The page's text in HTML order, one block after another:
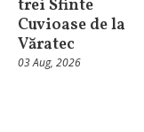
trei Sfinte
Cuvioase de la
Văratec
03 Aug, 2026